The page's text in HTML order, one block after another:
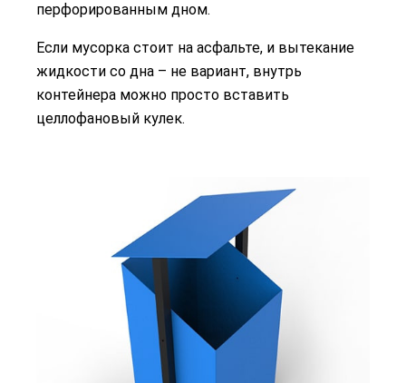
перфорированным дном.
Если мусорка стоит на асфальте, и вытекание
жидкости со дна – не вариант, внутрь
контейнера можно просто вставить
целлофановый кулек.